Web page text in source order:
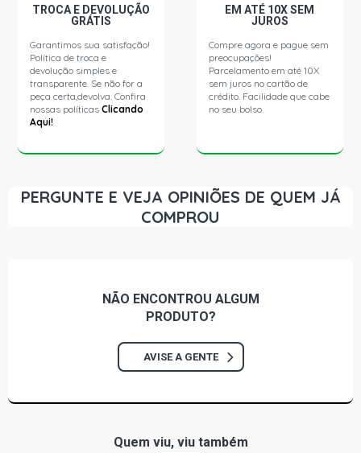
TROCA E DEVOLUÇÃO
GRÁTIS
Garantimos sua satisfação!
Política de troca e
devolução simples e
transparente. Se não for a
peça certa,devolva. Confira
nossas políticasClicando
Aqui!
EM ATÉ 10X SEM
JUROS
Compre agora e pague sem
preocupações!
Parcelamento em até 10X
sem juros no cartão de
crédito. Facilidade que cabe
no seu bolso.
PERGUNTE E VEJA OPINIÕES DE QUEM JÁ
COMPROU
NÃO ENCONTROU ALGUM
PRODUTO?
AVISE A GENTE
Quem viu, viu também